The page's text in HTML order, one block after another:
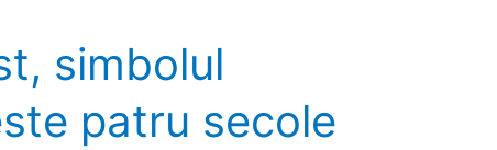
simbolul
patru secole